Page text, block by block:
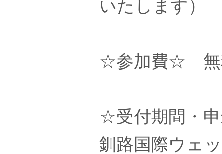
いたします）
☆参加費☆ 無
☆受付期間・
釧路国際ウェ